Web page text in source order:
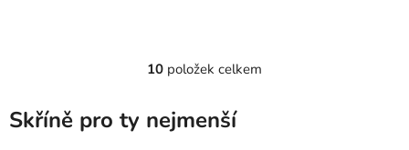
O
l
10 položek celkem
Skříně pro ty nejmenší